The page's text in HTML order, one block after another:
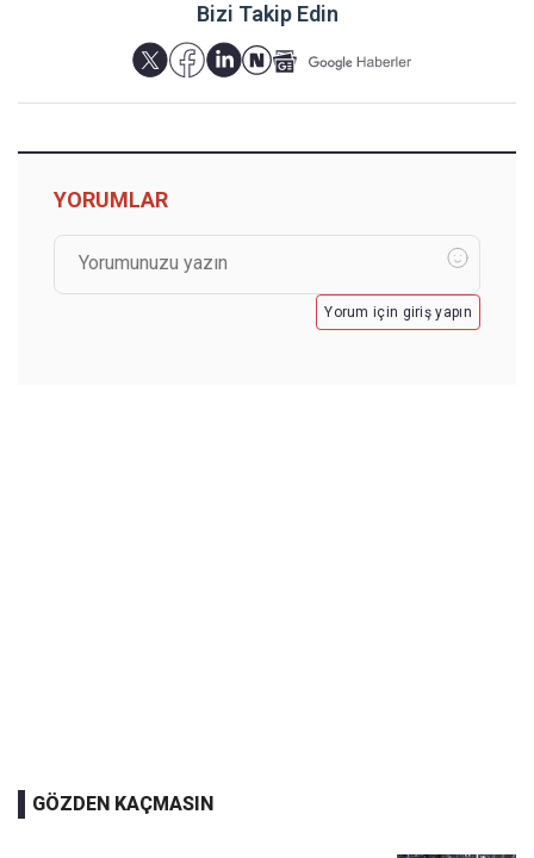
Bizi Takip Edin
YORUMLAR
Yorum için giriş yapın
GÖZDEN KAÇMASIN